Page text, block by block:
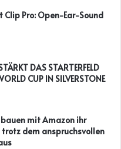
Clip Pro: Open-Ear-Sound
DAS STARTERFELD
CUP IN SILVERSTONE
bauen mit Amazon ihr
dem anspruchsvollen